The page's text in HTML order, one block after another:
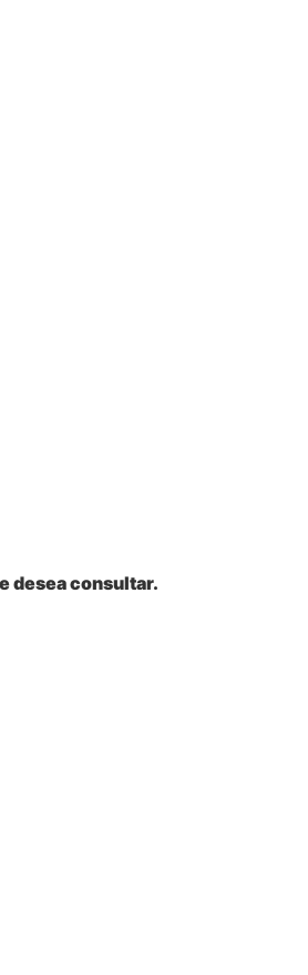
desea consultar.